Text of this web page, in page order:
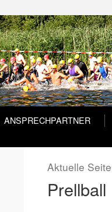
ANSPRECHPARTNER
Aktuelle
Prellball